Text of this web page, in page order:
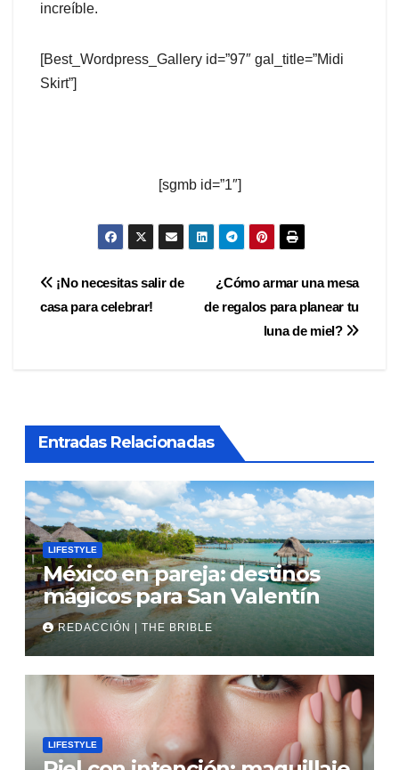
increíble.
[Best_Wordpress_Gallery id=”97″ gal_title=”Midi
Skirt”]
[sgmb id=”1″]
Navegación
de
¿Cómo armar una mesa
de regalos para planear tu
luna de miel?
¡No necesitas salir de
casa para celebrar!
Entradas Relacionadas
LIFESTYLE
México en pareja: destinos
mágicos para San Valentín
REDACCIÓN | THE BRIBLE
LIFESTYLE